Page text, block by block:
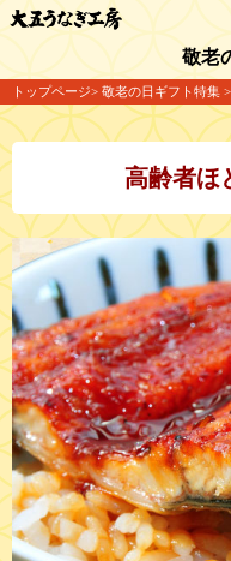
敬老
トップページ 敬老の日ギフト特集
高齢者ほ